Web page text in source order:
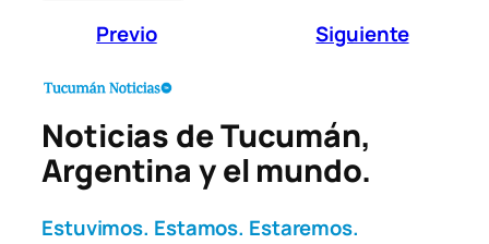
Previo Siguiente
Noticias de Tucumán,
Argentina y el mundo.
Estuvimos. Estamos. Estaremos.